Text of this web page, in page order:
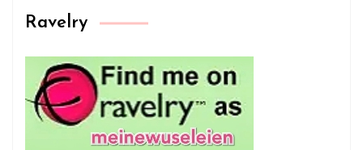
Ravelry